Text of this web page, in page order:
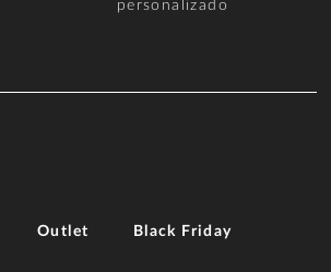
personalizado
Outlet Black Friday